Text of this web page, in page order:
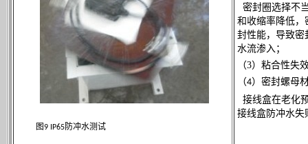
图9 IP65防冲水测试
密封圈选择不
和收缩率降低，
封性能，导致密
水流渗入；
（3） 粘合性失
（4）密封螺母
接线盒在老化
接线盒防冲水失